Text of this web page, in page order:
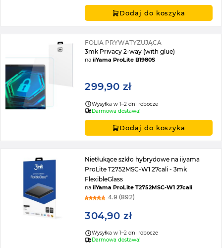
Dodaj do koszyka
FOLIA PRYWATYZUJĄCA
3mk Privacy 2-way (with glue)
naiiYama ProLite B1980S
299,90 zł
Wysyłka w 1–2 dni robocze
Darmowa dostawa!
Dodaj do koszyka
Nietłukące szkło hybrydowe na iiyama
ProLite T2752MSC-W1 27cali - 3mk
FlexibleGlass
naiiYama ProLite T2752MSC-W1 27cali
4.9 (892)
304,90 zł
Wysyłka w 1–2 dni robocze
Darmowa dostawa!